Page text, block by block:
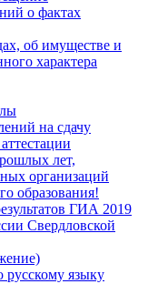
о фактах
об имуществе и
характера
на сдачу
лет,
организаций
образования!
ГИА 2019
Свердловской
русскому языку